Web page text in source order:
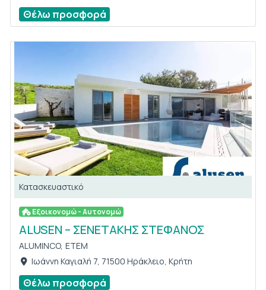
Θέλω προσφορά
Κατασκευαστικό
Εξοικονομώ - Αυτονομώ
ALUSEN – ΣΕΝΕΤΑΚΗΣ ΣΤΕΦΑΝΟΣ
ALUMINCO, ETEM
Ιωάννη Καγιαλή 7, 71500 Ηράκλειο, Κρήτη
Θέλω προσφορά